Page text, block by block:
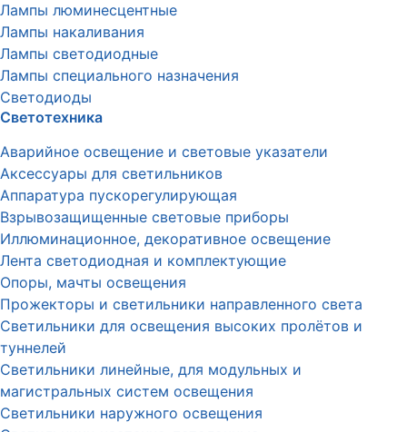
Лампы люминесцентные
Лампы накаливания
Лампы светодиодные
Лампы специального назначения
Светодиоды
Светотехника
Аварийное освещение и световые указатели
Аксессуары для светильников
Аппаратура пускорегулирующая
Взрывозащищенные световые приборы
Иллюминационное, декоративное освещение
Лента светодиодная и комплектующие
Опоры, мачты освещения
Прожекторы и светильники направленного света
Светильники для освещения высоких пролётов и
туннелей
Светильники линейные, для модульных и
магистральных систем освещения
Светильники наружного освещения